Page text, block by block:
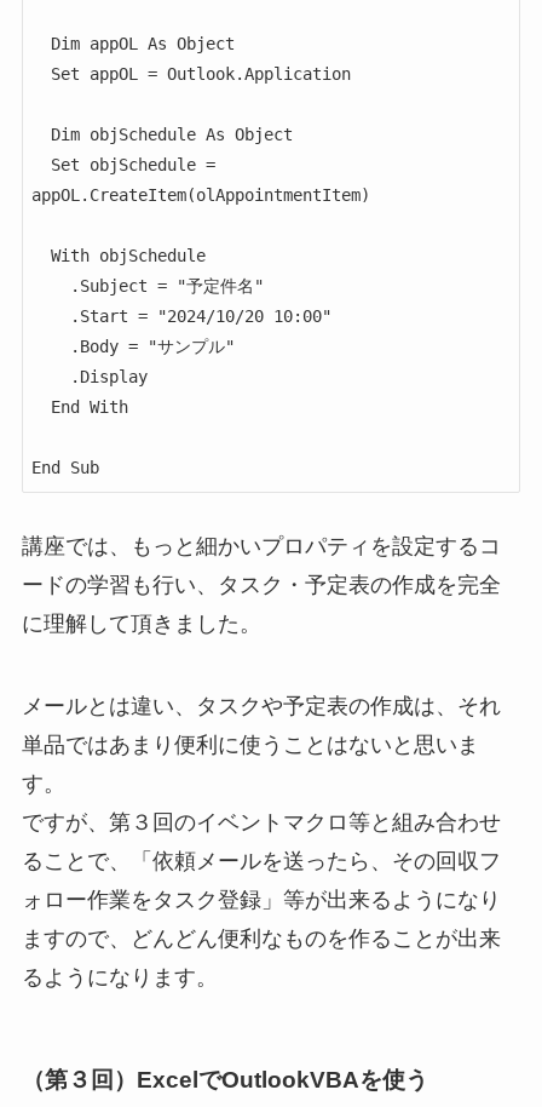
appOL.CreateItem(olAppointmentItem)
End Sub
講座では、もっと細かいプロパティを設定するコ
ードの学習も行い、タスク・予定表の作成を完全
に理解して頂きました。
メールとは違い、タスクや予定表の作成は、それ
単品ではあまり便利に使うことはないと思いま
す。
ですが、第３回のイベントマクロ等と組み合わせ
ることで、「依頼メールを送ったら、その回収フ
ォロー作業をタスク登録」等が出来るようになり
ますので、どんどん便利なものを作ることが出来
るようになります。
（第３回）ExcelでOutlookVBAを使う